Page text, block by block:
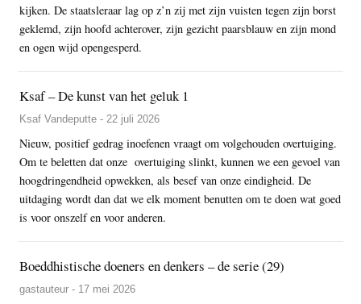
kijken. De staatsleraar lag op z’n zij met zijn vuisten tegen zijn borst
geklemd, zijn hoofd achterover, zijn gezicht paarsblauw en zijn mond
en ogen wijd opengesperd.
Ksaf – De kunst van het geluk 1
Ksaf Vandeputte - 22 juli 2026
Nieuw, positief gedrag inoefenen vraagt om volgehouden overtuiging.
Om te beletten dat onze overtuiging slinkt, kunnen we een gevoel van
hoogdringendheid opwekken, als besef van onze eindigheid. De
uitdaging wordt dan dat we elk moment benutten om te doen wat goed
is voor onszelf en voor anderen.
Boeddhistische doeners en denkers – de serie (29)
gastauteur - 17 mei 2026